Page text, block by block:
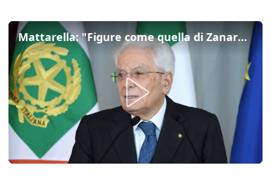
Mattarella: "Figure come quella di Zanardi illuminano il nostro sport"